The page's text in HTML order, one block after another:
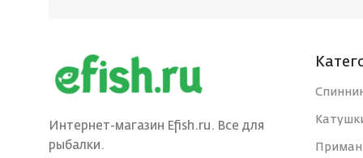
БРЕНД
ВЕРШИНОК
1
ВЕРШИНОК
Интернет-магазин Efish.ru. Все для
рыбалки.